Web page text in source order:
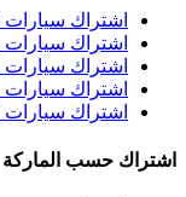
اشتراك سيارات
اشتراك
اشتراك سيارات
اشتراك
اشتراك سيارات
اشتراك حسب الماركة